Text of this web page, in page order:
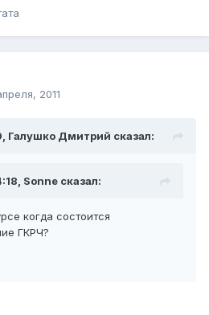
2011
Галушко Дмитрий сказал:
Sonne сказал:
когда состоится
ГКРЧ?